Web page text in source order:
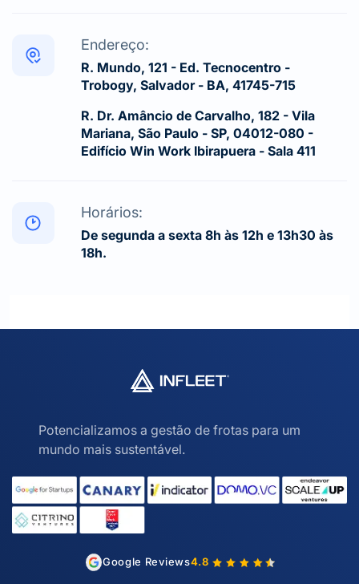
Endereço:
R. Mundo, 121 - Ed. Tecnocentro -
Trobogy, Salvador - BA, 41745-715
R. Dr. Amâncio de Carvalho, 182 - Vila
Mariana, São Paulo - SP, 04012-080 -
Edifício Win Work Ibirapuera - Sala 411
Horários:
De segunda a sexta 8h às 12h e 13h30 às
18h.
Potencializamos a gestão de frotas para um
mundo mais sustentável.
Google Reviews4.8